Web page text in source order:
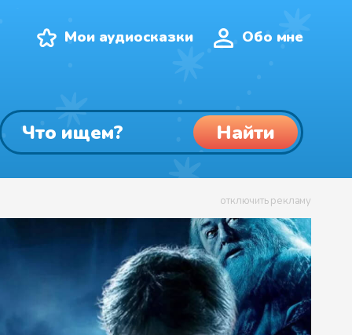
Мои аудиосказки Обо мне
Найти
отключить рекламу